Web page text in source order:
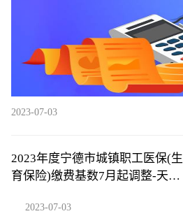
2023-07-03
2023年度宁德市城镇职工医保(生
育保险)缴费基数7月起调整-天天
2023-07-03